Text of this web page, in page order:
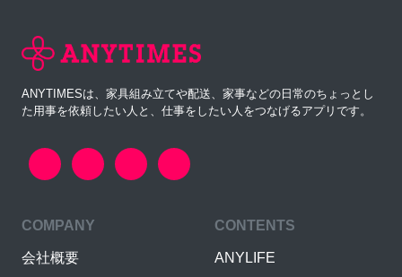
ANYTIMESは、家具組み立てや配送、家事などの日常のちょっとし
た用事を依頼したい人と、仕事をしたい人をつなげるアプリです。
COMPANY
会社概要
CONTENTS
ANYLIFE